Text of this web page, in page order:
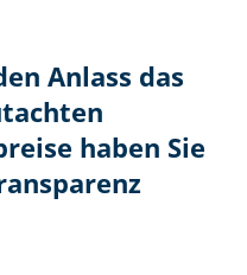
Anlass das
haben Sie